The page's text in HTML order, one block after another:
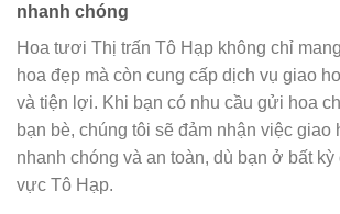
nhanh chóng
Hoa tươi Thị trấn Tô Hạp không chỉ
hoa đẹp mà còn cung cấp dịch vụ giao
và tiện lợi. Khi bạn có nhu cầu gửi hoa
bạn bè, chúng tôi sẽ đảm nhận việc giao
nhanh chóng và an toàn, dù bạn ở bất kỳ
vực Tô Hạp.